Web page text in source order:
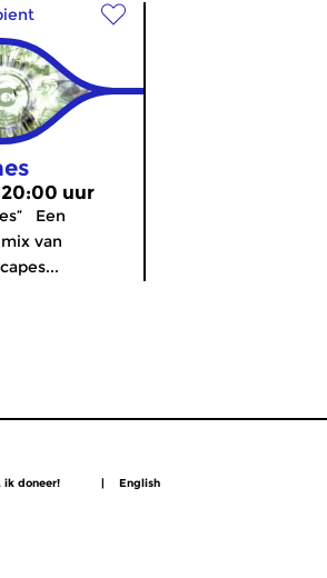
20:00 uur
Een
van
ik doneer! | English